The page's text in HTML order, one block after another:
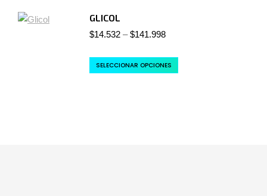
GLICOL
$14.532 –$141.998
SELECCIONAR OPCIONES